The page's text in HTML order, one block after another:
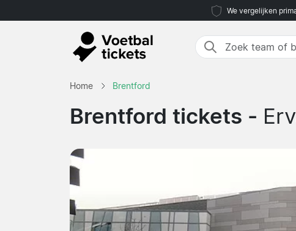
We vergelijken
Home Brentford
Brentford tickets -